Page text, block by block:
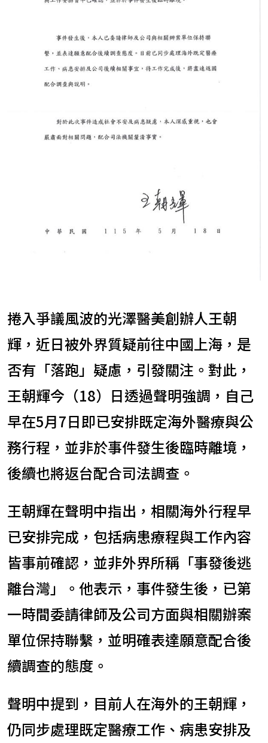
捲入爭議風波的光澤醫美創辦人王朝
輝，近日被外界質疑前往中國上海，是
否有「落跑」疑慮，引發關注。對此，
王朝輝今（18）日透過聲明強調，自己
早在5月7日即已安排既定海外醫療與公
務行程，並非於事件發生後臨時離境，
後續也將返台配合司法調查。
王朝輝在聲明中指出，相關海外行程早
已安排完成，包括病患療程與工作內容
皆事前確認，並非外界所稱「事發後逃
離台灣」。他表示，事件發生後，已第
一時間委請律師及公司方面與相關辦案
單位保持聯繫，並明確表達願意配合後
續調查的態度。
聲明中提到，目前人在海外的王朝輝，
仍同步處理既定醫療工作、病患安排及